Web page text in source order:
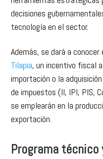
decisiones
tecnología en el sector.
Además, se dará a conocer
Tilapia, un incentivo fiscal
importación o la
de impuestos (II, IPI, PIS,
se emplearán en la
exportación.
Programa técnico